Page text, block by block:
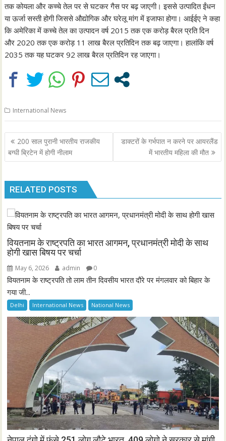
तक कोयला और कच्चे तेल पर से घटकर गैस पर बढ़ जाएगी। इससे उत्पादित ईंधन
या ऊर्जा सस्ती होगी जिससे औद्योगिक और घरेलू मांग में इजाफा होगा। आईईए ने कहा
कि अमेरिका में कच्चे तेल का उत्पादन वर्ष 2015 तक एक करोड़ बैरल प्रति दिन
और 2020 तक एक करोड़ 11 लाख बैरल प्रतिदिन तक बढ़ जाएगा। हालांकि वर्ष
2035 तक यह घटकर 92 लाख बैरल प्रतिदिन रह जाएगा।
International News
Post
navigation
200 साल पुरानी भारतीय राजकीय
बग्घी ब्रिटेन में होगी नीलाम
डाक्टरों के गर्भपात न करने पर आयरलैंड
में भारतीय महिला की मौत
RELATED POSTS
वियतनाम के राष्ट्रपति का भारत आगमन, प्रधानमंत्री मोदी के साथ
होगी खास बिषय पर चर्चा
May 6, 2026 admin 0
वियतनाम के राष्ट्रपति तो लाम तीन दिवसीय भारत दौरे पर मंगलवार को बिहार के
गया जी...
Delhi International News National News